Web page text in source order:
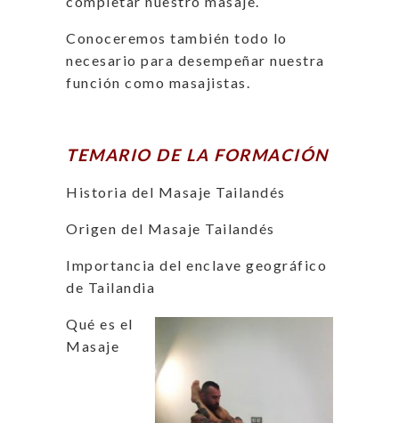
Conoceremos también todo lo
necesario para desempeñar nuestra
función como masajistas.
TEMARIO DE LA FORMACIÓN
Historia del Masaje Tailandés
Origen del Masaje Tailandés
Importancia del enclave geográfico
de Tailandia
Qué es el
Masaje